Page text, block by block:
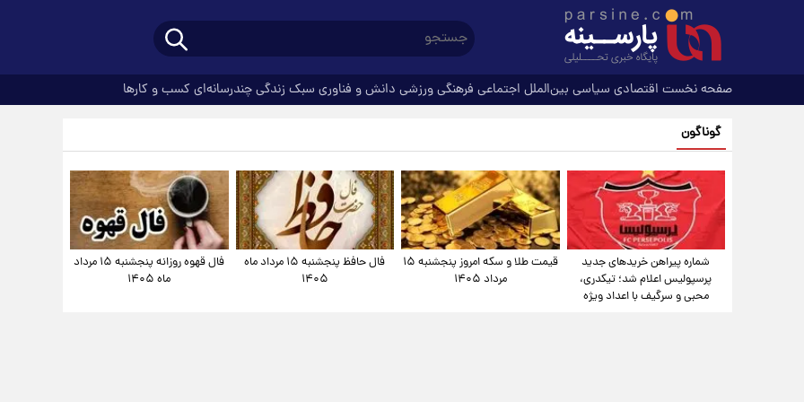
صفحه نخست اقتصادی سیاسی بین‌الملل اجتماعی فرهنگیورزشی دانش و فناوری سبک زندگیچندرسانه‌ای کسب و کارها
گوناگون
شماره پیراهن خریدهای جدید
پرسپولیس اعلام شد؛ تیکدری،
محبی و سرگیف با اعداد ویژه
قیمت طلا و سکه امروز پنجشنبه ۱۵
مرداد ۱۴۰۵
فال حافظ پنجشنبه ۱۵ مرداد ماه
۱۴۰۵
فال قهوه روزانه پنجشنبه ۱۵ مرداد
ماه ۱۴۰۵